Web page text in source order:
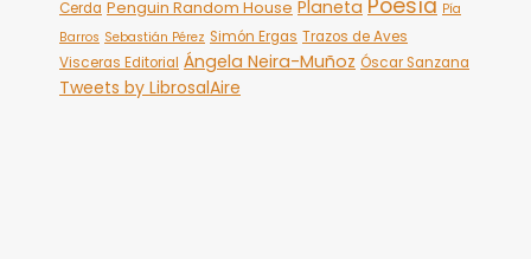
Cerda Penguin Random House Planeta Poesía Pía
Barros Sebastián Pérez Simón Ergas Trazos de Aves
Visceras Editorial Ángela Neira-Muñoz Óscar Sanzana
Tweets by LibrosalAire